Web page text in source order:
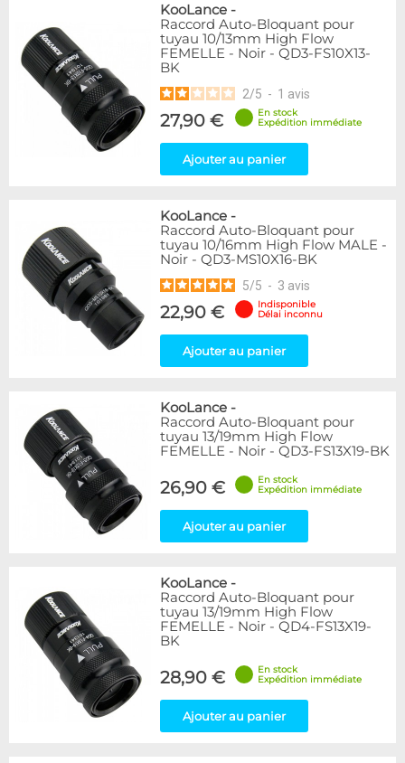
KooLance -
Raccord Auto-Bloquant pour
tuyau 10/13mm High Flow
FEMELLE - Noir - QD3-FS10X13-
BK
2/5 - 1 avis
27,90 €
En stock
Expédition immédiate
Ajouter au panier
KooLance -
Raccord Auto-Bloquant pour
tuyau 10/16mm High Flow MALE -
Noir - QD3-MS10X16-BK
5/5 - 3 avis
22,90 €
Indisponible
Délai inconnu
Ajouter au panier
KooLance -
Raccord Auto-Bloquant pour
tuyau 13/19mm High Flow
FEMELLE - Noir - QD3-FS13X19-BK
26,90 €
En stock
Expédition immédiate
Ajouter au panier
KooLance -
Raccord Auto-Bloquant pour
tuyau 13/19mm High Flow
FEMELLE - Noir - QD4-FS13X19-
BK
28,90 €
En stock
Expédition immédiate
Ajouter au panier